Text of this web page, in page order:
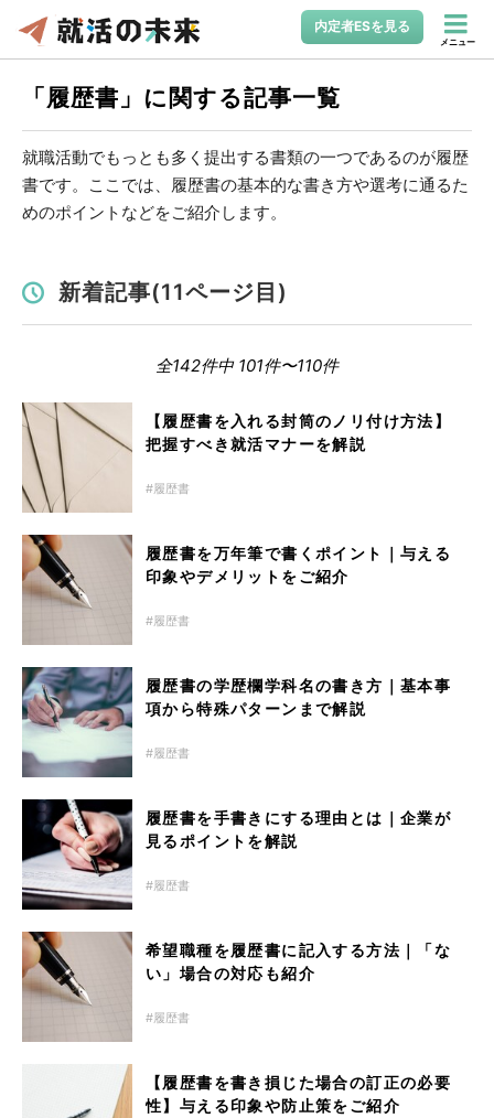
内定者ESを見る
メニュー
「履歴書」に関する記事一覧
就職活動でもっとも多く提出する書類の一つであるのが履歴
書です。ここでは、履歴書の基本的な書き方や選考に通るた
めのポイントなどをご紹介します。
新着記事(11ページ目)
全142件中 101件〜110件
【履歴書を入れる封筒のノリ付け方法】
把握すべき就活マナーを解説
履歴書
履歴書を万年筆で書くポイント｜与える
印象やデメリットをご紹介
履歴書
履歴書の学歴欄学科名の書き方｜基本事
項から特殊パターンまで解説
履歴書
履歴書を手書きにする理由とは｜企業が
見るポイントを解説
履歴書
希望職種を履歴書に記入する方法｜「な
い」場合の対応も紹介
履歴書
【履歴書を書き損じた場合の訂正の必要
性】与える印象や防止策をご紹介